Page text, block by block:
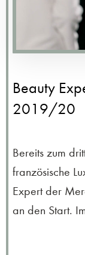
Beauty
2019/20
Bereits zum
französische
Expert der
an den Start.